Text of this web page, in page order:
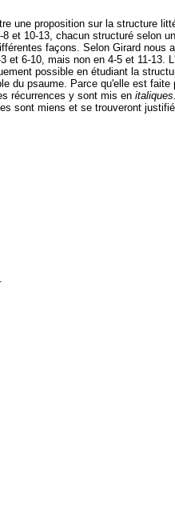
une proposition sur la structure
et 10-13, chacun structuré selon
façons. Selon Girard nous
et 6-10, mais non en 4-5 et 11-13.
possible en étudiant la
du psaume. Parce qu'elle est faite
récurrences y sont mis en italiques.
sont miens et se trouveront
.